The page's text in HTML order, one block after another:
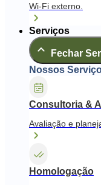
Wi-Fi externo.
Serviços
Fechar
Nossos
Consultoria &
Avaliação e
Homologação